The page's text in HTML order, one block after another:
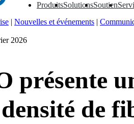
Produits
▼ Solutions
▼ Soutien
▼ ▼
| Nouvelles et événements |
2026
présente
de